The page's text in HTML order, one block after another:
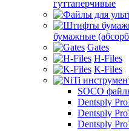
гуттаперчивые
бумажные
Gates
H-Files
K-Files
SOCO
Dentsply
Dentsply
Dentsply